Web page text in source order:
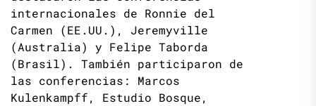
internacionales de Ronnie del
Carmen (EE.UU.), Jeremyville
(Australia) y Felipe Taborda
(Brasil). También participaron de
las conferencias: Marcos
Kulenkampff, Estudio Bosque,